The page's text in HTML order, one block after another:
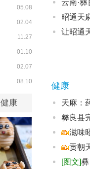
05.08
02.04
11.27
01.10
02.07
08.10
健康
云南·彝
昭通天
让昭通
健康
天麻：
彝良县
滋味
贡朝
[图文]